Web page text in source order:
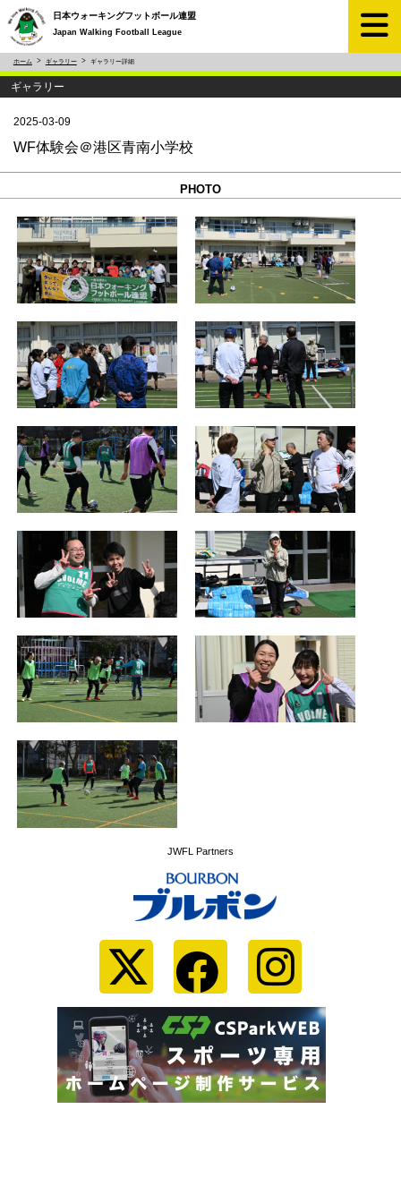
日本ウォーキングフットボール連盟
Japan Walking Football League
ホーム ギャラリー ギャラリー詳細
ギャラリー
2025-03-09
WF体験会＠港区青南小学校
PHOTO
JWFL Partners